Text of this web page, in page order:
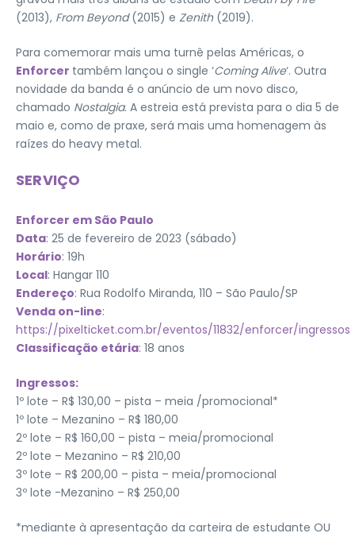
(2013), From Beyond(2015) e Zenith (2019).
Para comemorar mais uma turnê pelas Américas, o
Enforcer também lançou o single ‘Coming Alive‘. Outra
novidade da banda é o anúncio de um novo disco,
chamado Nostalgia. A estreia está prevista para o dia 5 de
maio e, como de praxe, será mais uma homenagem às
raízes do heavy metal.
SERVIÇO
Enforcer em São Paulo
Data: 25 de fevereiro de 2023 (sábado)
Horário: 19h
Local: Hangar 110
Endereço: Rua Rodolfo Miranda, 110 – São Paulo/SP
Venda on-line:
https://pixelticket.com.br/eventos/11832/enforcer/ingressos
Classificação etária: 18 anos
Ingressos:
1º lote – R$ 130,00 – pista – meia /promocional*
1º lote – Mezanino – R$ 180,00
2º lote – R$ 160,00 – pista – meia/promocional
2º lote – Mezanino – R$ 210,00
3º lote – R$ 200,00 – pista – meia/promocional
3º lote -Mezanino – R$ 250,00
*mediante à apresentação da carteira de estudante OU